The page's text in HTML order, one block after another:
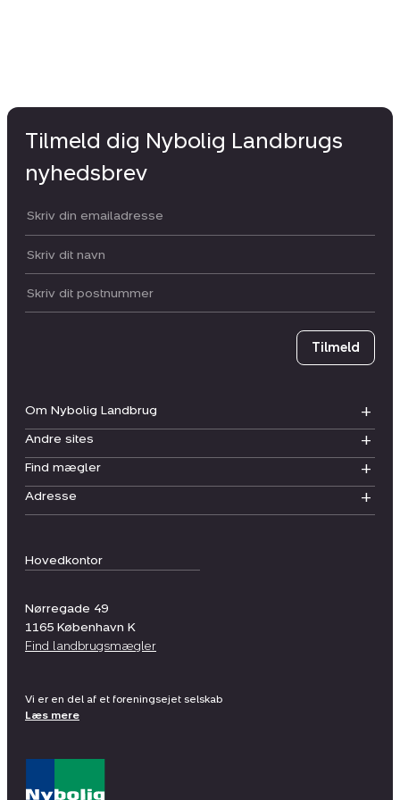
Hovedkontor
Nørregade 49
1165 København K
Find landbrugsmægler
Om Nybolig Landbrug
Andre sites
Find mægler
Adresse
Tilmeld dig Nybolig Landbrugs
nyhedsbrev
Din email:
Dit navn:
Postnummer
Tilmeld
Vi er en del af et foreningsejet selskab
Læs mere